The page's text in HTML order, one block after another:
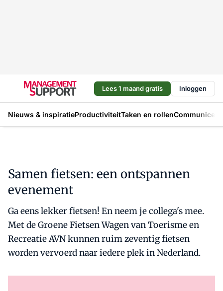
Lees 1 maand gratis Inloggen
Nieuws & inspiratieProductiviteitTaken en rollen
Samen fietsen: een ontspannen
evenement
Ga eens lekker fietsen! En neem je collega's mee.
Met de Groene Fietsen Wagen van Toerisme en
Recreatie AVN kunnen ruim zeventig fietsen
worden vervoerd naar iedere plek in Nederland.